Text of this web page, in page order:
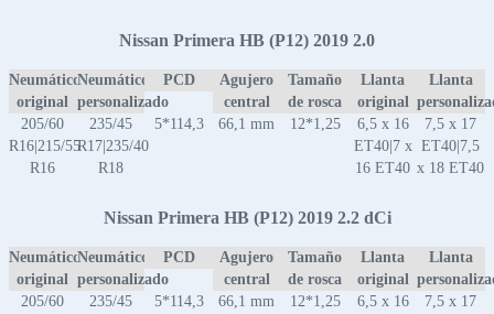
Nissan Primera HB (P12) 2019 2.0
Neumático
original
Neumático
personalizado
PCD
Agujero
central
Tamaño
de rosca
Llanta
original
Llanta
205/60
R16|215/55
R16
235/45
R17|235/40
R18
5*114,3 66,1 mm 12*1,25
6,5 x 16
ET40|7 x
16 ET40
7,5 x 17
ET40|7,5
x 18 ET40
Nissan Primera HB (P12) 2019 2.2 dCi
Neumático
original
Neumático
personalizado
PCD
Agujero
central
Tamaño
de rosca
Llanta
original
Llanta
205/60
235/45
5*114,3 66,1 mm 12*1,25
6,5 x 16
7,5 x 17